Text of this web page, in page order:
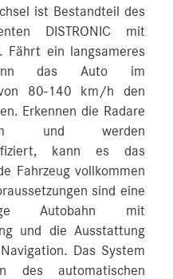
ist Bestandteil des
DISTRONIC mit
Fährt ein langsameres
das Auto im
von 80‑140 km/h den
Erkennen die Radare
und werden
kann es das
Fahrzeug vollkommen
sind eine
Autobahn mit
und die Ausstattung
Das System
des automatischen